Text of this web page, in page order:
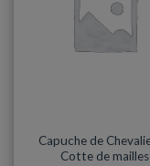
Capuche de
Cotte de mailles